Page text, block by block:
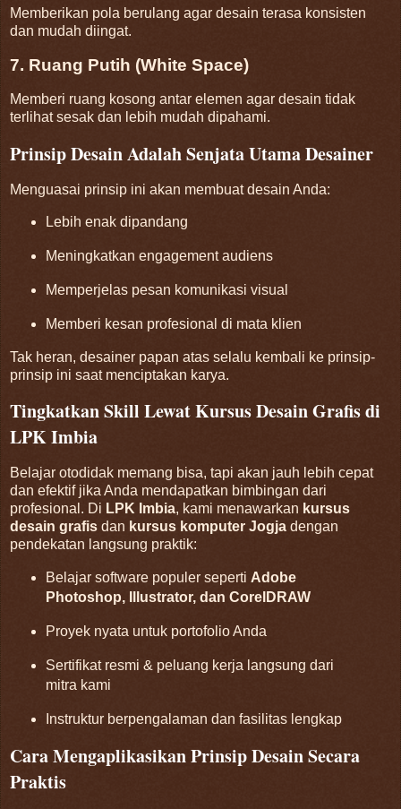
Memberikan pola berulang agar desain terasa konsisten
dan mudah diingat.
7. Ruang Putih (White Space)
Memberi ruang kosong antar elemen agar desain tidak
terlihat sesak dan lebih mudah dipahami.
Prinsip Desain Adalah Senjata Utama Desainer
Menguasai prinsip ini akan membuat desain Anda:
Lebih enak dipandang
Meningkatkan engagement audiens
Memperjelas pesan komunikasi visual
Memberi kesan profesional di mata klien
Tak heran, desainer papan atas selalu kembali ke prinsip-
prinsip ini saat menciptakan karya.
Tingkatkan Skill Lewat Kursus Desain Grafis di
LPK Imbia
Belajar otodidak memang bisa, tapi akan jauh lebih cepat
dan efektif jika Anda mendapatkan bimbingan dari
profesional. Di LPK Imbia, kami menawarkan kursus
desain grafis dan kursus komputer Jogja dengan
pendekatan langsung praktik:
Belajar software populer seperti Adobe
Photoshop, Illustrator, dan CorelDRAW
Proyek nyata untuk portofolio Anda
Sertifikat resmi & peluang kerja langsung dari
mitra kami
Instruktur berpengalaman dan fasilitas lengkap
Cara Mengaplikasikan Prinsip Desain Secara
Praktis